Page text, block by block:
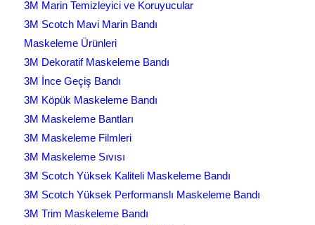
3M Marin Temizleyici ve Koruyucular
3M Scotch Mavi Marin Bandı
Maskeleme Ürünleri
3M Dekoratif Maskeleme Bandı
3M İnce Geçiş Bandı
3M Köpük Maskeleme Bandı
3M Maskeleme Bantları
3M Maskeleme Filmleri
3M Maskeleme Sıvısı
3M Scotch Yüksek Kaliteli Maskeleme Bandı
3M Scotch Yüksek Performanslı Maskeleme Bandı
3M Trim Maskeleme Bandı